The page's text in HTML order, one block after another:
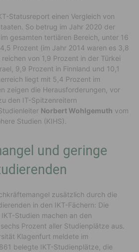
Statusreport einen Vergleich von
So betrug im Jahr 2020 der
gesamten tertiären Bereich, unter 16
Prozent (im Jahr 2014 waren es 3,8
von 1,9 Prozent in der Türkei
9,9 Prozent in Finnland und 10,1
liegt mit 5,4 Prozent im
zeigen die Herausforderungen, vor
den IT-Spitzenreitern
Norbert Wohlgemuth vom
Studien (KIHS).
und geringe
zusätzlich durch die
in den IKT-Fächern: Die
Studien machen an den
Prozent aller Studienplätze aus.
Klagenfurt meldete im
belegte IKT-Studienplätze, die